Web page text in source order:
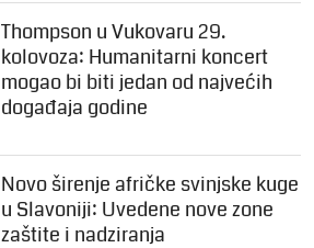
Thompson u Vukovaru 29.
kolovoza: Humanitarni koncert
mogao bi biti jedan od najvećih
događaja godine
Novo širenje afričke svinjske kuge
u Slavoniji: Uvedene nove zone
zaštite i nadziranja